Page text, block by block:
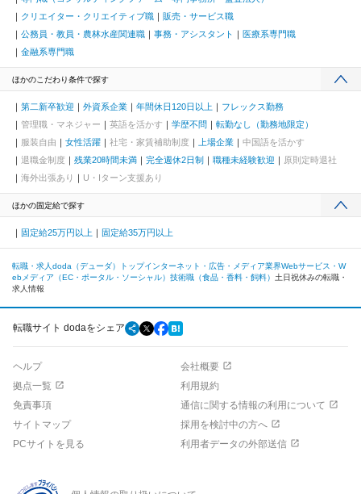
クリエイター・クリエイティブ職
販売・サービス職
公務員・教員・農林水産関連職
事務・アシスタント
医療系専門職
金融系専門職
ほかのこだわり条件で探す
第二新卒歓迎 外資系企業 年間休日120日以上
フレックス勤務
管理職・マネジャー
英語を活かす 学歴不問
転勤なし（勤務地限定）
服装自由
女性活躍 社宅・家賃補助制度 上場企業
中国語を活かす
退職金制度
残業20時間未満 完全週休2日制 職種未経験歓迎
原則定時退社
海外出張あり
U・Iターン支援あり
ほかの固定給で探す
固定給25万円以上 固定給35万円以上
転職・求人doda（デューダ）トップインターネット・広告・メディア業界Webサービス・W
ebメディア（EC・ポータル・ソーシャル） 技術職（食品・香料・飼料） 土日祝休みの転職・
求人情報
転職サイト dodaをシェア
ヘルプ
会社概要
拠点一覧
利用規約
免責事項
通信に関する情報の利用について
サイトマップ
採用を検討中の方へ
PCサイトを見る
利用者データの外部送信